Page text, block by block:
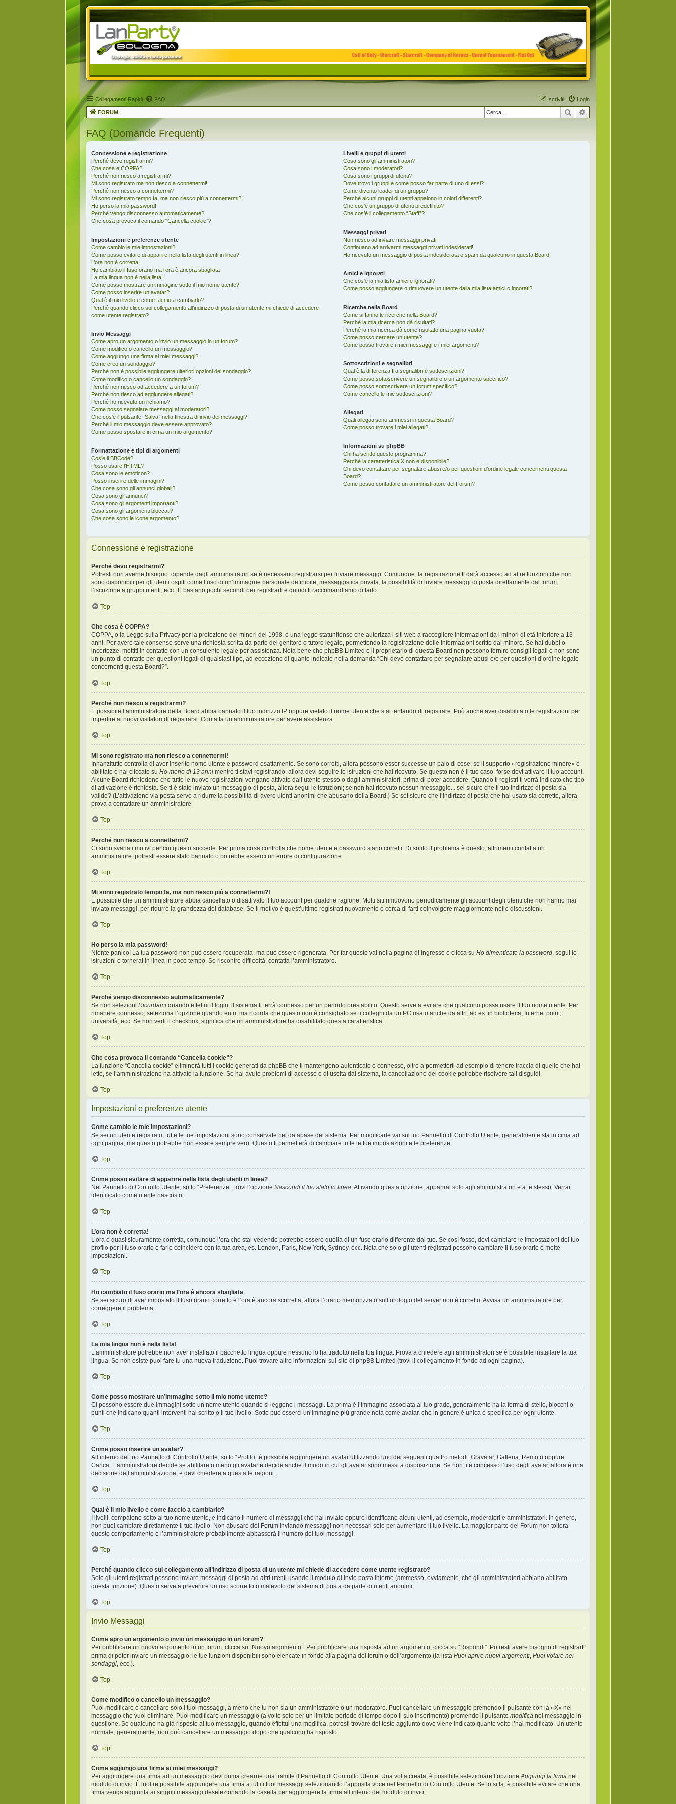
Collegamenti Rapidi FAQ Login
Iscriviti
FORUM Cerca
FAQ (Domande Frequenti)
Connessione e registrazione
Perché devo registrarmi?
Che cosa è COPPA?
Perché non riesco a registrarmi?
Mi sono registrato ma non riesco a connettermi!
Perché non riesco a connettermi?
Mi sono registrato tempo fa, ma non riesco più a connettermi?!
Ho perso la mia password!
Perché vengo disconnesso automaticamente?
Che cosa provoca il comando “Cancella cookie”?
Impostazioni e preferenze utente
Come cambio le mie impostazioni?
Come posso evitare di apparire nella lista degli utenti in linea?
L’ora non è corretta!
Ho cambiato il fuso orario ma l’ora è ancora sbagliata
La mia lingua non è nella lista!
Come posso mostrare un’immagine sotto il mio nome utente?
Come posso inserire un avatar?
Qual è il mio livello e come faccio a cambiarlo?
Perché quando clicco sul collegamento all’indirizzo di posta di un utente mi chiede di accedere
come utente registrato?
Invio Messaggi
Come apro un argomento o invio un messaggio in un forum?
Come modifico o cancello un messaggio?
Come aggiungo una firma ai miei messaggi?
Come creo un sondaggio?
Perché non è possibile aggiungere ulteriori opzioni del sondaggio?
Come modifico o cancello un sondaggio?
Perché non riesco ad accedere a un forum?
Perché non riesco ad aggiungere allegati?
Perché ho ricevuto un richiamo?
Come posso segnalare messaggi ai moderatori?
Che cos’è il pulsante “Salva” nella finestra di invio dei messaggi?
Perché il mio messaggio deve essere approvato?
Come posso spostare in cima un mio argomento?
Formattazione e tipi di argomenti
Cos’è il BBCode?
Posso usare l’HTML?
Cosa sono le emoticon?
Posso inserire delle immagini?
Che cosa sono gli annunci globali?
Cosa sono gli annunci?
Cosa sono gli argomenti importanti?
Cosa sono gli argomenti bloccati?
Che cosa sono le icone argomento?
Livelli e gruppi di utenti
Cosa sono gli amministratori?
Cosa sono i moderatori?
Cosa sono i gruppi di utenti?
Dove trovo i gruppi e come posso far parte di uno di essi?
Come divento leader di un gruppo?
Perché alcuni gruppi di utenti appaiono in colori differenti?
Che cos’è un gruppo di utenti predefinito?
Che cos’è il collegamento “Staff”?
Messaggi privati
Non riesco ad inviare messaggi privati!
Continuano ad arrivarmi messaggi privati indesiderati!
Ho ricevuto un messaggio di posta indesiderata o spam da qualcuno in questa Board!
Amici e ignorati
Che cos’è la mia lista amici e ignorati?
Come posso aggiungere o rimuovere un utente dalla mia lista amici o ignorati?
Ricerche nella Board
Come si fanno le ricerche nella Board?
Perché la mia ricerca non dà risultati?
Perché la mia ricerca dà come risultato una pagina vuota?
Come posso cercare un utente?
Come posso trovare i miei messaggi e i miei argomenti?
Sottoscrizioni e segnalibri
Qual è la differenza fra segnalibri e sottoscrizioni?
Come posso sottoscrivere un segnalibro o un argomento specifico?
Come posso sottoscrivere un forum specifico?
Come cancello le mie sottoscrizioni?
Allegati
Quali allegati sono ammessi in questa Board?
Come posso trovare i miei allegati?
Informazioni su phpBB
Chi ha scritto questo programma?
Perché la caratteristica X non è disponibile?
Chi devo contattare per segnalare abusi e/o per questioni d’ordine legale concernenti questa
Board?
Come posso contattare un amministratore del Forum?
Connessione e registrazione
Perché devo registrarmi?
Potresti non averne bisogno: dipende dagli amministratori se è necessario registrarsi per inviare messaggi. Comunque, la registrazione ti darà accesso ad altre funzioni che non
sono disponibili per gli utenti ospiti come l’uso di un’immagine personale definibile, messaggistica privata, la possibilità di inviare messaggi di posta direttamente dal forum,
l’iscrizione a gruppi utenti, ecc. Ti bastano pochi secondi per registrarti e quindi ti raccomandiamo di farlo.
Top
Che cosa è COPPA?
COPPA, o la Legge sulla Privacy per la protezione dei minori del 1998, è una legge statunitense che autorizza i siti web a raccogliere informazioni da i minori di età inferiore a 13
anni. Per avere tale consenso serve una richiesta scritta da parte del genitore o tutore legale, permettendo la registrazione delle informazioni scritte dal minore. Se hai dubbi o
incertezze, mettiti in contatto con un consulente legale per assistenza. Nota bene che phpBB Limited e il proprietario di questa Board non possono fornire consigli legali e non sono
un punto di contatto per questioni legali di qualsiasi tipo, ad eccezione di quanto indicato nella domanda “Chi devo contattare per segnalare abusi e/o per questioni d’ordine legale
concernenti questa Board?”.
Top
Perché non riesco a registrarmi?
È possibile l’amministratore della Board abbia bannato il tuo indirizzo IP oppure vietato il nome utente che stai tentando di registrare. Può anche aver disabilitato le registrazioni per
impedire ai nuovi visitatori di registrarsi. Contatta un amministratore per avere assistenza.
Top
Mi sono registrato ma non riesco a connettermi!
Innanzitutto controlla di aver inserito nome utente e password esattamente. Se sono corretti, allora possono esser successe un paio di cose: se il supporto «registrazione minore» è
abilitato e hai cliccato su Ho meno di 13 anni mentre ti stavi registrando, allora devi seguire le istruzioni che hai ricevuto. Se questo non è il tuo caso, forse devi attivare il tuo account.
Alcune Board richiedono che tutte le nuove registrazioni vengano attivate dall’utente stesso o dagli amministratori, prima di poter accedere. Quando ti registri ti verrà indicato che tipo
di attivazione è richiesta. Se ti è stato inviato un messaggio di posta, allora segui le istruzioni; se non hai ricevuto nessun messaggio... sei sicuro che il tuo indirizzo di posta sia
valido? (L’attivazione via posta serve a ridurre la possibilità di avere utenti anonimi che abusano della Board.) Se sei sicuro che l’indirizzo di posta che hai usato sia corretto, allora
prova a contattare un amministratore
Top
Perché non riesco a connettermi?
Ci sono svariati motivi per cui questo succede. Per prima cosa controlla che nome utente e password siano corretti. Di solito il problema è questo, altrimenti contatta un
amministratore: potresti essere stato bannato o potrebbe esserci un errore di configurazione.
Top
Mi sono registrato tempo fa, ma non riesco più a connettermi?!
È possibile che un amministratore abbia cancellato o disattivato il tuo account per qualche ragione. Molti siti rimuovono periodicamente gli account degli utenti che non hanno mai
inviato messaggi, per ridurre la grandezza del database. Se il motivo è quest’ultimo registrati nuovamente e cerca di farti coinvolgere maggiormente nelle discussioni.
Top
Ho perso la mia password!
Niente panico! La tua password non può essere recuperata, ma può essere rigenerata. Per far questo vai nella pagina di ingresso e clicca su Ho dimenticato la password, segui le
istruzioni e tornerai in linea in poco tempo. Se riscontro difficoltà, contatta l’amministratore.
Top
Perché vengo disconnesso automaticamente?
Se non selezioni Ricordami quando effettui il login, il sistema ti terrà connesso per un periodo prestabilito. Questo serve a evitare che qualcuno possa usare il tuo nome utente. Per
rimanere connesso, seleziona l’opzione quando entri, ma ricorda che questo non è consigliato se ti colleghi da un PC usato anche da altri, ad es. in biblioteca, Internet point,
università, ecc. Se non vedi il checkbox, significa che un amministratore ha disabilitato questa caratteristica.
Top
Che cosa provoca il comando “Cancella cookie”?
La funzione “Cancella cookie” eliminerà tutti i cookie generati da phpBB che ti mantengono autenticato e connesso, oltre a permetterti ad esempio di tenere traccia di quello che hai
letto, se l’amministrazione ha attivato la funzione. Se hai avuto problemi di accesso o di uscita dal sistema, la cancellazione dei cookie potrebbe risolvere tali disguidi.
Top
Impostazioni e preferenze utente
Come cambio le mie impostazioni?
Se sei un utente registrato, tutte le tue impostazioni sono conservate nel database del sistema. Per modificarle vai sul tuo Pannello di Controllo Utente; generalmente sta in cima ad
ogni pagina, ma questo potrebbe non essere sempre vero. Questo ti permetterà di cambiare tutte le tue impostazioni e le preferenze.
Top
Come posso evitare di apparire nella lista degli utenti in linea?
Nel Pannello di Controllo Utente, sotto “Preferenze”, trovi l’opzione Nascondi il tuo stato in linea. Attivando questa opzione, apparirai solo agli amministratori e a te stesso. Verrai
identificato come utente nascosto.
Top
L’ora non è corretta!
L’ora è quasi sicuramente corretta, comunque l’ora che stai vedendo potrebbe essere quella di un fuso orario differente dal tuo. Se così fosse, devi cambiare le impostazioni del tuo
profilo per il fuso orario e farlo coincidere con la tua area, es. London, Paris, New York, Sydney, ecc. Nota che solo gli utenti registrati possono cambiare il fuso orario e molte
impostazioni.
Top
Ho cambiato il fuso orario ma l’ora è ancora sbagliata
Se sei sicuro di aver impostato il fuso orario corretto e l’ora è ancora scorretta, allora l’orario memorizzato sull’orologio del server non è corretto. Avvisa un amministratore per
correggere il problema.
Top
La mia lingua non è nella lista!
L’amministratore potrebbe non aver installato il pacchetto lingua oppure nessuno lo ha tradotto nella tua lingua. Prova a chiedere agli amministratori se è possibile installare la tua
lingua. Se non esiste puoi fare tu una nuova traduzione. Puoi trovare altre informazioni sul sito di phpBB Limited (trovi il collegamento in fondo ad ogni pagina).
Top
Come posso mostrare un’immagine sotto il mio nome utente?
Ci possono essere due immagini sotto un nome utente quando si leggono i messaggi. La prima è l’immagine associata al tuo grado, generalmente ha la forma di stelle, blocchi o
punti che indicano quanti interventi hai scritto o il tuo livello. Sotto può esserci un’immagine più grande nota come avatar, che in genere è unica e specifica per ogni utente.
Top
Come posso inserire un avatar?
All’interno del tuo Pannello di Controllo Utente, sotto “Profilo” è possibile aggiungere un avatar utilizzando uno dei seguenti quattro metodi: Gravatar, Galleria, Remoto oppure
Carica. L’amministratore decide se abilitare o meno gli avatar e decide anche il modo in cui gli avatar sono messi a disposizione. Se non ti è concesso l’uso degli avatar, allora è una
decisione dell’amministrazione, e devi chiedere a questa le ragioni.
Top
Qual è il mio livello e come faccio a cambiarlo?
I livelli, compaiono sotto al tuo nome utente, e indicano il numero di messaggi che hai inviato oppure identificano alcuni utenti, ad esempio, moderatori e amministratori. In genere,
non puoi cambiare direttamente il tuo livello. Non abusare del Forum inviando messaggi non necessari solo per aumentare il tuo livello. La maggior parte dei Forum non tollera
questo comportamento e l’amministratore probabilmente abbasserà il numero dei tuoi messaggi.
Top
Perché quando clicco sul collegamento all’indirizzo di posta di un utente mi chiede di accedere come utente registrato?
Solo gli utenti registrati possono inviare messaggi di posta ad altri utenti usando il modulo di invio posta interno (ammesso, ovviamente, che gli amministratori abbiano abilitato
questa funzione). Questo serve a prevenire un uso scorretto o malevolo del sistema di posta da parte di utenti anonimi
Top
Invio Messaggi
Come apro un argomento o invio un messaggio in un forum?
Per pubblicare un nuovo argomento in un forum, clicca su “Nuovo argomento”. Per pubblicare una risposta ad un argomento, clicca su “Rispondi”. Potresti avere bisogno di registrarti
prima di poter inviare un messaggio: le tue funzioni disponibili sono elencate in fondo alla pagina del forum o dell’argomento (la lista Puoi aprire nuovi argomenti, Puoi votare nei
sondaggi, ecc.).
Top
Come modifico o cancello un messaggio?
Puoi modificare o cancellare solo i tuoi messaggi, a meno che tu non sia un amministratore o un moderatore. Puoi cancellare un messaggio premendo il pulsante con la «X» nel
messaggio che vuoi eliminare. Puoi modificare un messaggio (a volte solo per un limitato periodo di tempo dopo il suo inserimento) premendo il pulsante modifica nel messaggio in
questione. Se qualcuno ha già risposto al tuo messaggio, quando effettui una modifica, potresti trovare del testo aggiunto dove viene indicato quante volte l’hai modificato. Un utente
normale, generalmente, non può cancellare un messaggio dopo che qualcuno ha risposto.
Top
Come aggiungo una firma ai miei messaggi?
Per aggiungere una firma ad un messaggio devi prima crearne una tramite il Pannello di Controllo Utente. Una volta creata, è possibile selezionare l’opzioneAggiungi la firma nel
modulo di invio. È inoltre possibile aggiungere una firma a tutti i tuoi messaggi selezionando l’apposita voce nel Pannello di Controllo Utente. Se lo si fa, è possibile evitare che una
firma venga aggiunta ai singoli messaggi deselezionando la casella per aggiungere la firma all’interno del modulo di invio.